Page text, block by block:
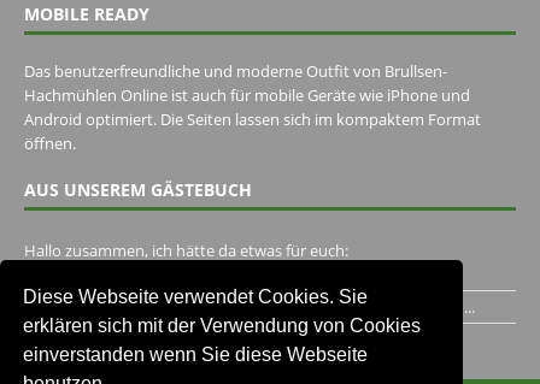
Diese Webseite verwendet Cookies. Sie
erklären sich mit der Verwendung von Cookies
einverstanden wenn Sie diese Webseite
MOBILE READY
Das benutzerfreundliche und moderne Outfit von Brullsen-
Hachmühlen Online ist auch für mobile Geräte wie iPhone und
Android optimiert. Die Seiten lassen sich im kompaktem Format
öffnen.
AUS UNSEREM GÄSTEBUCH
Hallo zusammen, ich hätte da etwas für euch:
Ich habe ein Jahr im Gasthaus Hugo Pape verbracht..Habe ihn...
Unser Gästebuch besuchen